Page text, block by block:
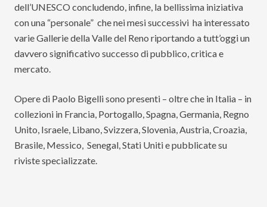
dell’UNESCO concludendo, infine, la bellissima iniziativa
con una “personale” che nei mesi successivi ha interessato
varie Gallerie della Valle del Reno riportando a tutt’oggi un
davvero significativo successo di pubblico, critica e
mercato.
Opere di Paolo Bigelli sono presenti – oltre che in Italia – in
collezioni in Francia, Portogallo, Spagna, Germania, Regno
Unito, Israele, Libano, Svizzera, Slovenia, Austria, Croazia,
Brasile, Messico, Senegal, Stati Uniti e pubblicate su
riviste specializzate.